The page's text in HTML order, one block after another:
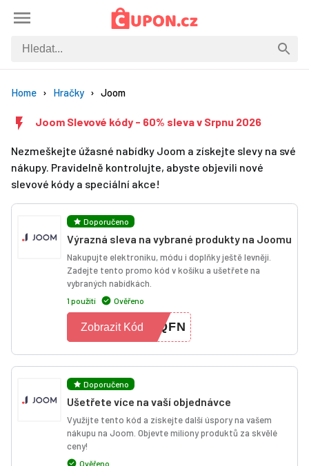
Home Hračky Joom
Joom Slevové kódy - 60% sleva v Srpnu 2026
Nezmeškejte úžasné nabídky Joom a získejte slevy na své
nákupy. Pravidelně kontrolujte, abyste objevili nové
slevové kódy a speciální akce!
Doporučeno
Výrazná sleva na vybrané produkty na Joomu
Nakupujte elektroniku, módu i doplňky ještě levněji.
Zadejte tento promo kód v košíku a ušetřete na
vybraných nabídkách.
1 použití Ověřeno
LQFN
Zobrazit Kód
Doporučeno
Ušetřete více na vaší objednávce
Využijte tento kód a získejte další úspory na vašem
nákupu na Joom. Objevte miliony produktů za skvělé
ceny!
Ověřeno